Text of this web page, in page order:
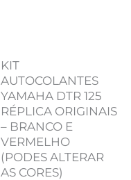
KIT
AUTOCOLANTES
YAMAHA DTR 125
RÉPLICA ORIGINAIS
– BRANCO E
VERMELHO
(PODES ALTERAR
AS CORES)